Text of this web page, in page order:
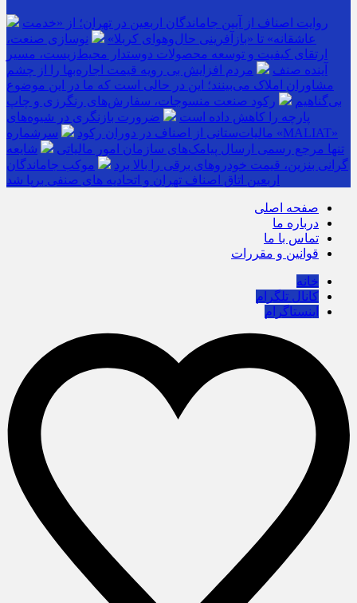
روایت اصناف از آیین جاماندگان اربعین در تهران؛ از «خدمت
عاشقانه» تا «بازآفرینی حال‌وهوای کربلا»
نوسازی صنعت،
ارتقای کیفیت و توسعه محصولات دوستدار محیط‌زیست، مسیر
آینده صنف
مردم افزایش بی رویه قیمت اجاره‌بها را از چشم
مشاوران املاک می‌بینند؛ این در حالی است که ما در این موضوع
بی‌گناهیم
رکود صنعت منسوجات، سفارش‌های رنگرزی و چاپ
پارچه را کاهش داده است
ضرورت بازنگری در شیوه‌های
مالیات‌ستانی از اصناف در دوران رکود
سرشماره «MALIAT»
تنها مرجع رسمی ارسال پیامک‌های سازمان امور مالیاتی
شایعه
گرانی بنزین، قیمت خودروهای برقی را بالا برد
موکب جاماندگان
اربعین اتاق اصناف تهران و اتحادیه های صنفی برپا شد
صفحه اصلی
درباره ما
تماس با ما
قوانین و مقررات
خانه
کانال تلگرام
اینستاگرام